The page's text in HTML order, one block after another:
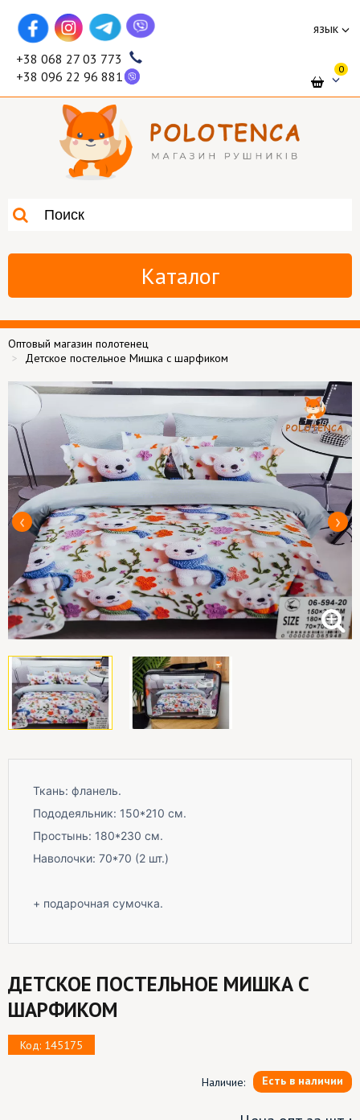
язык
+38 068 27 03 773
+38 096 22 96 881
0
Каталог
Оптовый магазин полотенец
Детское постельное Мишка с шарфиком
Ткань: фланель.
Пододеяльник: 150*210 см.
Простынь: 180*230 см.
Наволочки: 70*70 (2 шт.)
+ подарочная сумочка.
ДЕТСКОЕ ПОСТЕЛЬНОЕ МИШКА С
ШАРФИКОМ
Код: 145175
Наличие: Есть в наличии